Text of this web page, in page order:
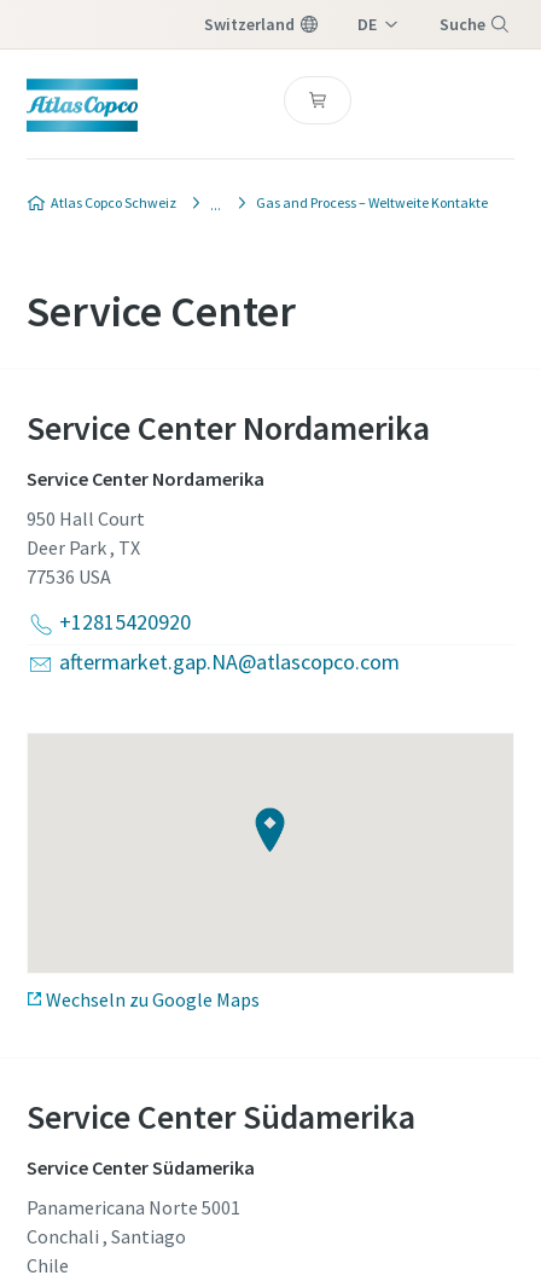
Switzerland DE Suche
Atlas Copco Schweiz Gas and Process – Weltweite Kontakte
Beziehen Sie Ihre Druckluft-Edelstahlrohre jetzt direkt bei
Atlas Copco. Optimieren Sie Ihre Prozesse, indem Sie nur
Edelstahl
Service Center
Service Center Nordamerika
Service Center Nordamerika
950 Hall Court
Deer Park , TX
77536 USA
+12815420920
aftermarket.gap.NA@atlascopco.com
Wechseln zu Google Maps
Service Center Südamerika
Service Center Südamerika
Panamericana Norte 5001
Conchali , Santiago
Chile